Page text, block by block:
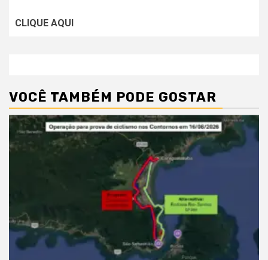
CLIQUE AQUI
VOCÊ TAMBÉM PODE GOSTAR